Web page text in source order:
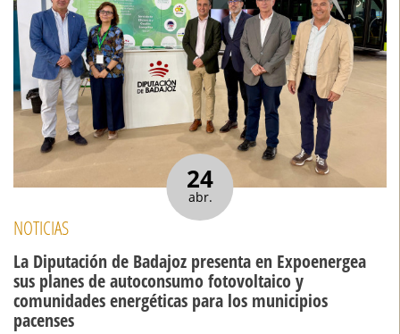
24
abr.
NOTICIAS
La Diputación de Badajoz presenta en Expoenergea
sus planes de autoconsumo fotovoltaico y
comunidades energéticas para los municipios
pacenses